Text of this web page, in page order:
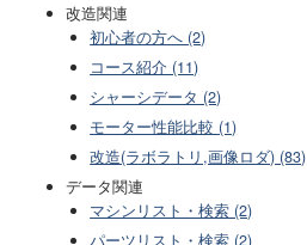
改造関連
初心者の方へ (2)
コース紹介 (11)
シャーシデータ (2)
モーター性能比較 (1)
改造(ラボラトリ,画像ロダ) (83)
データ関連
マシンリスト・検索 (2)
パーツリスト・検索 (2)